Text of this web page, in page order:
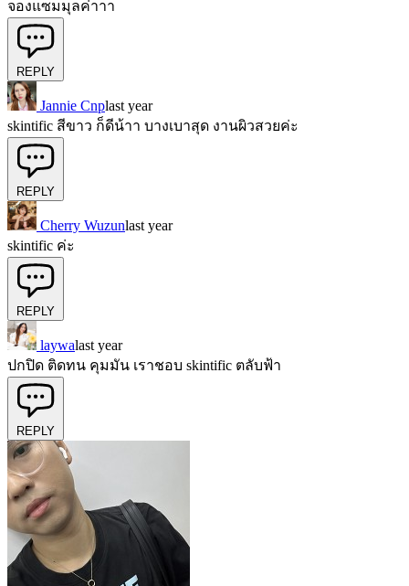
จองแซมมุลค่าาา
REPLY
Jannie Cnplast year
skintific สีขาว ก็ดีน้าา บางเบาสุด งานผิวสวยค่ะ
REPLY
Cherry Wuzunlast year
skintific ค่ะ
REPLY
laywalast year
ปกปิด ติดทน คุมมัน เราชอบ skintific ตลับฟ้า
REPLY